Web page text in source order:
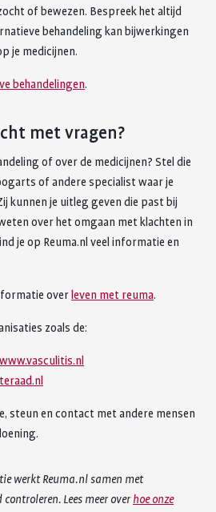
of bewezen. Bespreek het altijd
behandeling kan bijwerkingen
je medicijnen.
behandelingen.
met vragen?
of over de medicijnen? Stel die
of andere specialist waar je
kunnen je uitleg geven die past bij
over het omgaan met klachten in
je op Reuma.nl veel informatie en
overleven met reuma.
zoals de:
www.vasculitis.nl
steun en contact met andere mensen
werkt Reuma.nl samen met
Lees meer over hoe onze